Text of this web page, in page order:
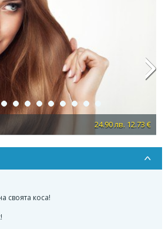
24.90 лв. 12.73 €
Next
своята коса!